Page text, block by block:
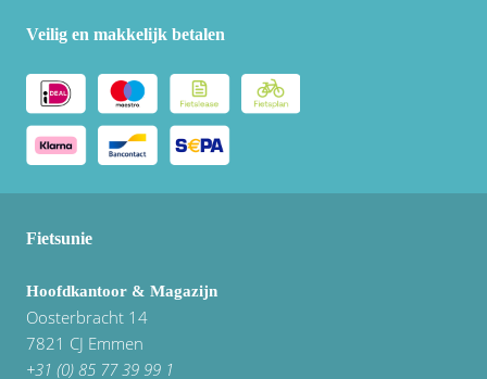
Veilig en makkelijk betalen
Fietsunie
Hoofdkantoor & Magazijn
Oosterbracht 14
7821 CJ Emmen
+31 (0) 85 77 39 99 1